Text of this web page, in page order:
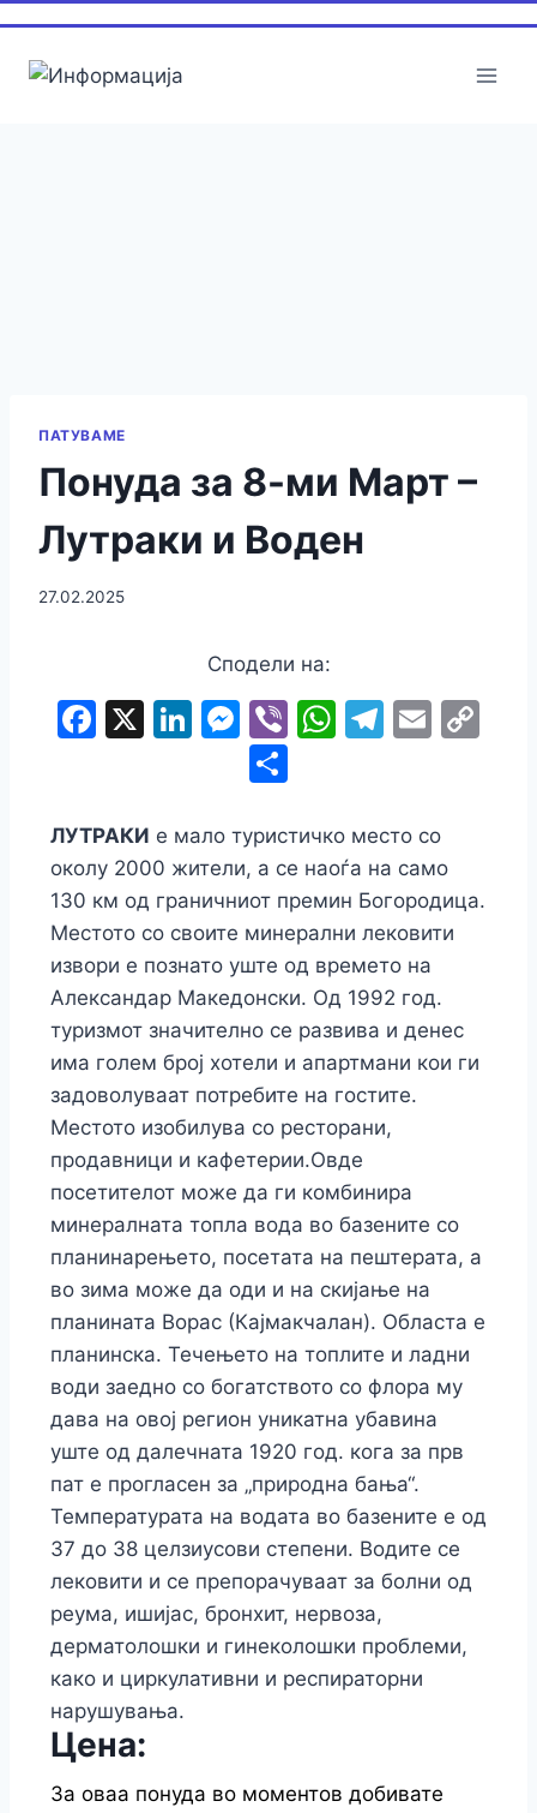
ПАТУВАМЕ
Понуда за 8-ми Март –
Лутраки и Воден
27.02.2025
Сподели на:
F
e
b
o
o
k
X Li
e
dI
n
M
e
s
s
e
n
g
er
Vi W
s
A
p
p
T
gr
a
m
E
ar
e
ЛУТРАКИ е мало туристичко место со
околу 2000 жители, а се наоѓа на само
130 км од граничниот премин Богородица.
Местото со своите минерални лековити
извори е познато уште од времето на
Александар Македонски. Од 1992 год.
туризмот значително се развива и денес
има голем број хотели и апартмани кои ги
задоволуваат потребите на гостите.
Местото изобилува со ресторани,
продавници и кафетерии.Овде
посетителот може да ги комбинира
минералната топла вода во базените со
планинарењето, посетата на пештерата, а
во зима може да оди и на скијање на
планината Ворас (Кајмакчалан). Областа е
планинска. Течењето на топлите и ладни
води заедно со богатството со флора му
дава на овој регион уникатна убавина
уште од далечната 1920 год. кога за прв
пат е прогласен за „природна бања“.
Температурата на водата во базените е од
37 до 38 целзиусови степени. Водите се
лековити и се препорачуваат за болни од
реума, ишијас, бронхит, нервоза,
дерматолошки и гинеколошки проблеми,
како и циркулативни и респираторни
нарушувања.
Цена:
За оваа понуда во моментов добивате